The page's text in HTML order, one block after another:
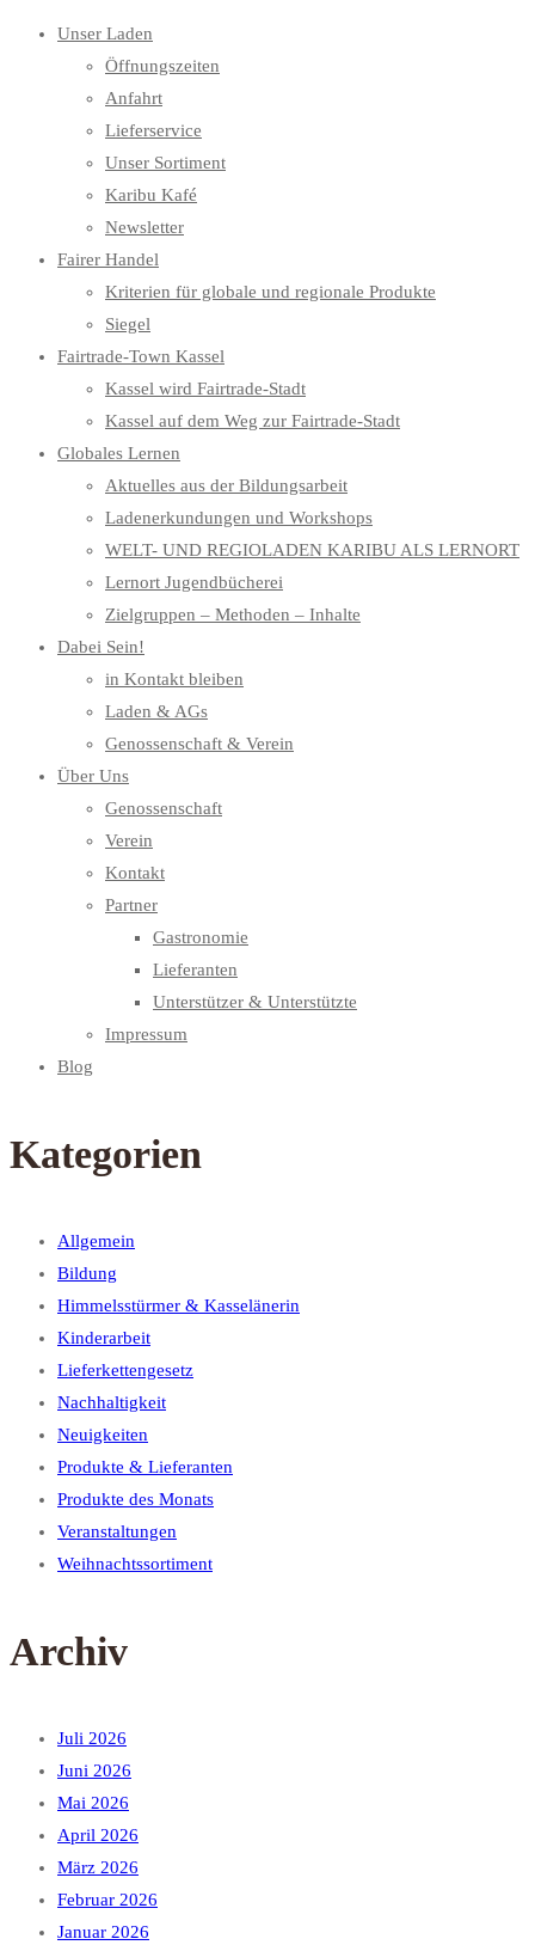
Unser Laden
Öffnungszeiten
Anfahrt
Lieferservice
Unser Sortiment
Karibu Kafé
Newsletter
Fairer Handel
Kriterien für globale und regionale Produkte
Siegel
Fairtrade-Town Kassel
Kassel wird Fairtrade-Stadt
Kassel auf dem Weg zur Fairtrade-Stadt
Globales Lernen
Aktuelles aus der Bildungsarbeit
Ladenerkundungen und Workshops
WELT- UND REGIOLADEN KARIBU ALS LERNORT
Lernort Jugendbücherei
Zielgruppen – Methoden – Inhalte
Dabei Sein!
in Kontakt bleiben
Laden & AGs
Genossenschaft & Verein
Über Uns
Genossenschaft
Verein
Kontakt
Partner
Gastronomie
Lieferanten
Unterstützer & Unterstützte
Impressum
Blog
Kategorien
Allgemein
Bildung
Himmelsstürmer & Kasselänerin
Kinderarbeit
Lieferkettengesetz
Nachhaltigkeit
Neuigkeiten
Produkte & Lieferanten
Produkte des Monats
Veranstaltungen
Weihnachtssortiment
Archiv
Juli 2026
Juni 2026
Mai 2026
April 2026
März 2026
Februar 2026
Januar 2026